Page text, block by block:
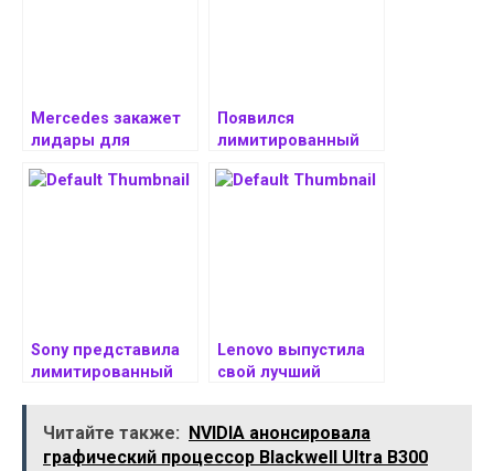
Mercedes закажет
лидары для
китайских
Появился
лимитированный
доступный для
Sony представила
лимитированный
Lenovo выпустила
свой лучший
Ultra 9 275HX и RTX
5090M
Читайте также: NVIDIA анонсировала
графический процессор Blackwell Ultra B300